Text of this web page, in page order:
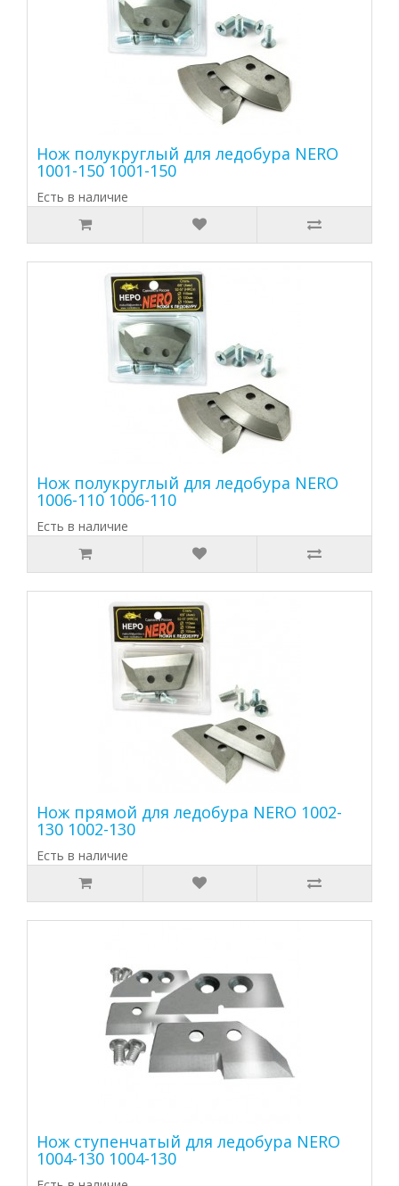
Нож полукруглый для ледобура NERO
1001-150 1001-150
Есть в наличие
Нож полукруглый для ледобура NERO
1006-110 1006-110
Есть в наличие
Нож прямой для ледобура NERO 1002-
130 1002-130
Есть в наличие
Нож ступенчатый для ледобура NERO
1004-130 1004-130